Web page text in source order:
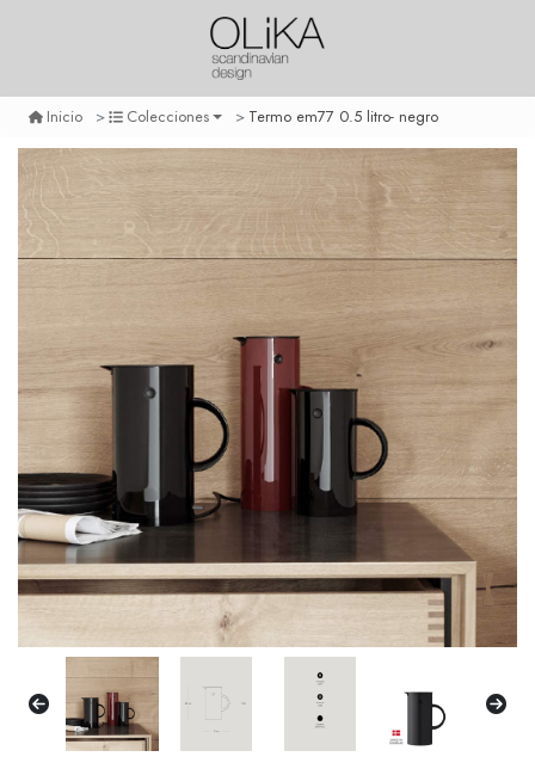
Inicio Colecciones Termo em77 0.5 litro- negro